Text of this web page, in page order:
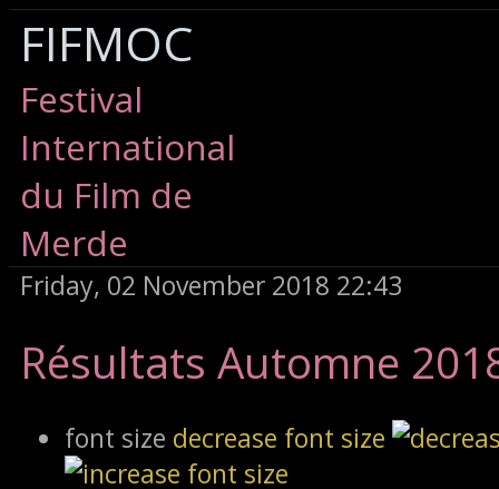
FIFMOC
Festival
International
du Film de
Merde
Friday, 02 November 2018 22:43
Résultats Automne
font size decrease font size